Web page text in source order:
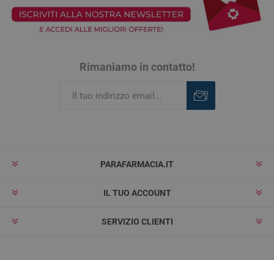
Rimaniamo in contatto!
PARAFARMACIA.IT
IL TUO ACCOUNT
SERVIZIO CLIENTI